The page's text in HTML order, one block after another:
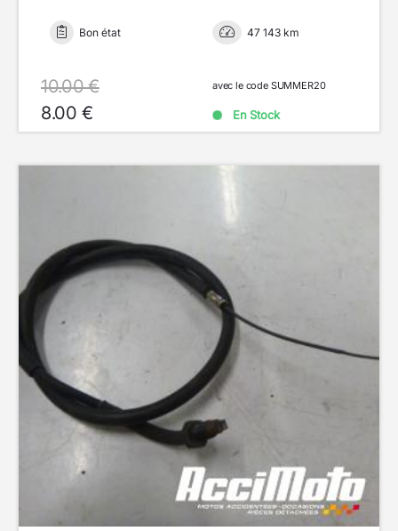
Bon état 47 143 km
10.00 €
8.00 €
avec le code SUMMER20
En Stock